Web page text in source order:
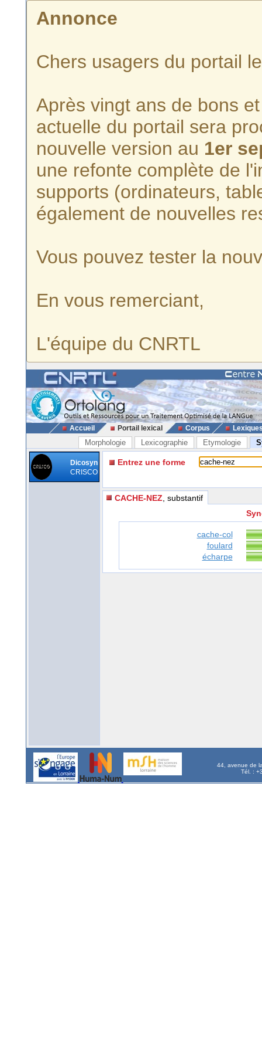
Annonce
Chers usagers du portail
Après vingt ans de bons
actuelle du portail sera
nouvelle version au 1er
une refonte complète de
supports (ordinateurs,
également de nouvelles
Vous pouvez tester la
En vous remerciant,
L'équipe du CNRTL
Accueil Portail lexical Corpus
Morphologie Lexicographie Etymologie
Dicosyn
CRISCO
Entrez une forme
CACHE-NEZ , substantif
cache-col
foulard
écharpe
44, avenue de
Tél. :